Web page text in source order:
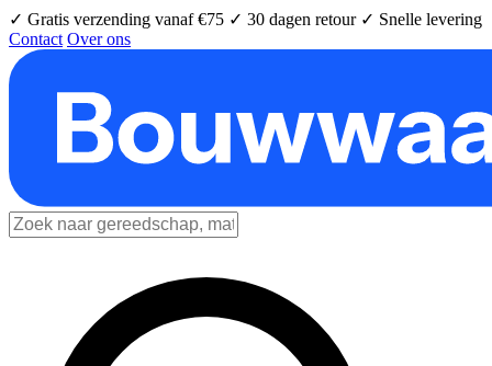
✓ Gratis verzending vanaf €75 ✓ 30 dagen retour ✓ Snelle levering
Contact Over ons